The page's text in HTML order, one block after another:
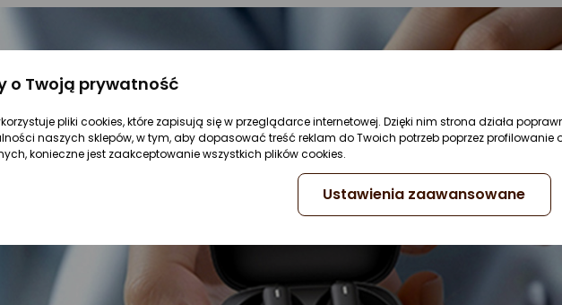
o Twoją prywatność
pliki cookies, które zapisują się w przeglądarce internetowej. Dzięki nim strona działa
naszych sklepów, w tym, aby dopasować treść reklam do Twoich potrzeb poprzez profilowanie
konieczne jest zaakceptowanie wszystkich plików cookies.
Ustawienia zaawansowane